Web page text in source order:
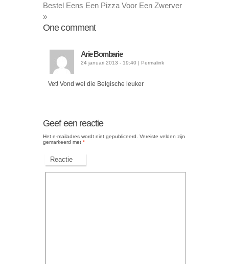
Bestel Eens Een Pizza Voor Een Zwerver
»
Onecomment
Arie Bombarie
24 januari 2013 - 19:40 | Permalink
Vet! Vond wel die Belgische leuker
Geef een reactie
Het e-mailadres wordt niet gepubliceerd.
Vereiste velden zijn
gemarkeerd met *
Reactie